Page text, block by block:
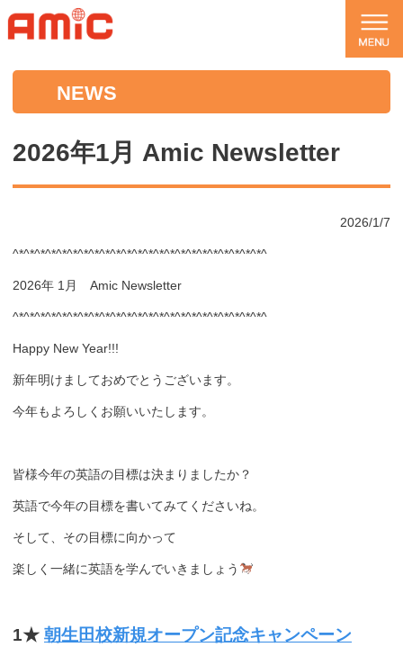
NEWS
2026年1月 Amic Newsletter
2026/1/7
^*^*^*^*^*^*^*^*^*^*^*^*^*^*^*^*^*^*^*^*^*^*^*^
2026年 1月 Amic Newsletter
^*^*^*^*^*^*^*^*^*^*^*^*^*^*^*^*^*^*^*^*^*^*^*^
Happy New Year!!!
新年明けましておめでとうございます。
今年もよろしくお願いいたします。
皆様今年の英語の目標は決まりましたか？
英語で今年の目標を書いてみてくださいね。
そして、その目標に向かって
楽しく一緒に英語を学んでいきましょう
1★ 朝生田校新規オープン記念キャンペーン